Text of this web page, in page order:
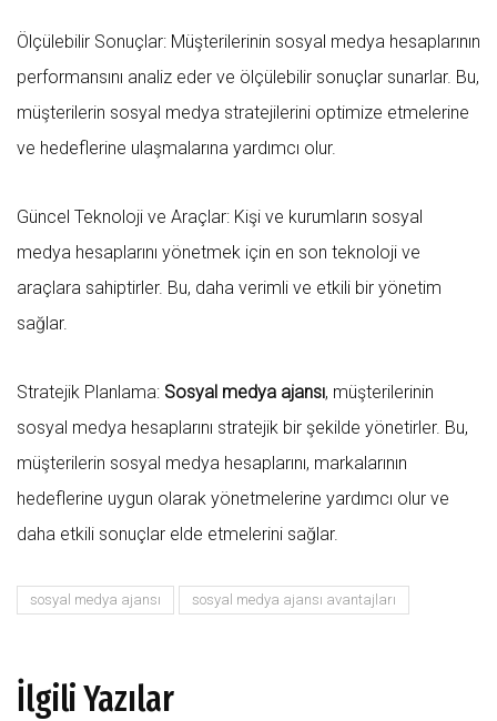
Ölçülebilir Sonuçlar: Müşterilerinin sosyal medya hesaplarının
performansını analiz eder ve ölçülebilir sonuçlar sunarlar. Bu,
müşterilerin sosyal medya stratejilerini optimize etmelerine
ve hedeflerine ulaşmalarına yardımcı olur.
Güncel Teknoloji ve Araçlar: Kişi ve kurumların sosyal
medya hesaplarını yönetmek için en son teknoloji ve
araçlara sahiptirler. Bu, daha verimli ve etkili bir yönetim
sağlar.
Stratejik Planlama: Sosyal medya ajansı, müşterilerinin
sosyal medya hesaplarını stratejik bir şekilde yönetirler. Bu,
müşterilerin sosyal medya hesaplarını, markalarının
hedeflerine uygun olarak yönetmelerine yardımcı olur ve
daha etkili sonuçlar elde etmelerini sağlar.
sosyal medya ajansı sosyal medya ajansı avantajları
İlgili Yazılar